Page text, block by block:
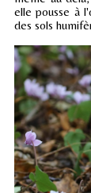
elle pousse à
des sols